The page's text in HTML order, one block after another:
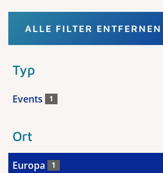
ALLE FILTER ENTFERNEN
Typ
Events 1
Ort
Europa 1